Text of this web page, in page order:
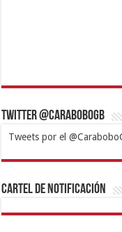
Twitter @CaraboboGB
Tweets por el
1xbetBetturkeyBetist
https://mvbcasino.com/
Cartel de Notificación